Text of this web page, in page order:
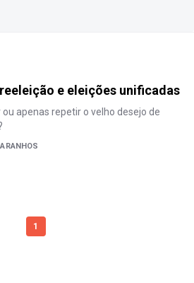
e eleições unificadas
apenas repetir o velho desejo de
1